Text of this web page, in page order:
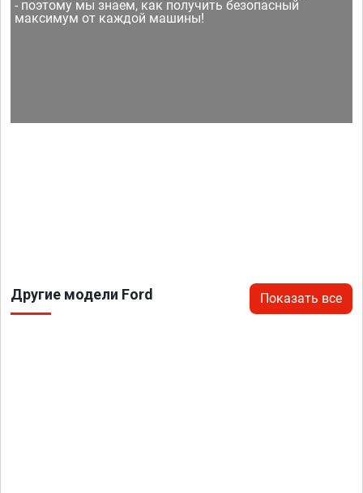
- поэтому мы знаем, как получить безопасный
максимум от каждой машины!
Другие модели Ford Показать все